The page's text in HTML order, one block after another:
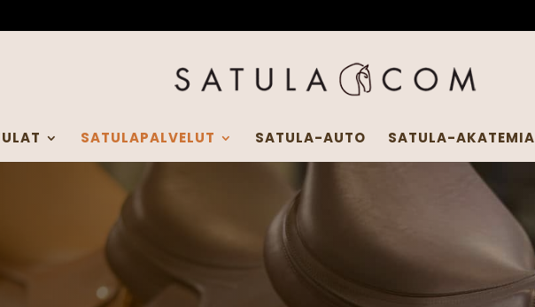
SATULAPALVELUT SATULA-AUTO SATULA-AKATEMIA